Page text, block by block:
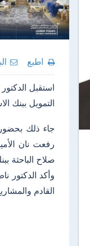
اطبع
استقبل
التمويل ببنك
جاء ذلك
رفعت نان
صلاح الباحثة
وأكد الدكتور
القادم